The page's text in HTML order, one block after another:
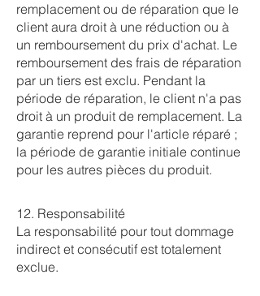
remplacement ou de réparation que le
client aura droit à une réduction ou à
un remboursement du prix d'achat. Le
remboursement des frais de réparation
par un tiers est exclu. Pendant la
période de réparation, le client n'a pas
droit à un produit de remplacement. La
garantie reprend pour l'article réparé ;
la période de garantie initiale continue
pour les autres pièces du produit.
12. Responsabilité
La responsabilité pour tout dommage
indirect et consécutif est totalement
exclue.